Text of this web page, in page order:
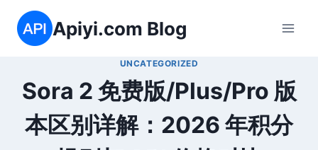
Apiyi.com Blog
UNCATEGORIZED
Sora 2 免费版/Plus/Pro 版
本区别详解：2026 年积分